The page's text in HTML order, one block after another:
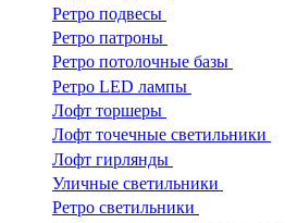
Ретро подвесы
Ретро патроны
Ретро потолочные базы
Ретро LED лампы
Лофт торшеры
Лофт точечные светильники
Лофт гирлянды
Уличные светильники
Ретро светильники